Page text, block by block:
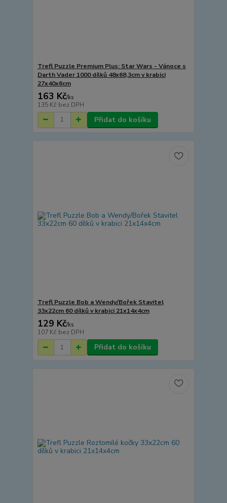
Trefl Puzzle Premium Plus: Star Wars - Vánoce s
Darth Vader 1000 dílků 48x68,3cm v krabici
27x40x6cm
163 Kč/ks
135 Kč bez DPH
Přidat do košíku
Trefl Puzzle Bob a Wendy/Bořek Stavitel
33x22cm 60 dílků v krabici 21x14x4cm
129 Kč/ks
107 Kč bez DPH
Přidat do košíku